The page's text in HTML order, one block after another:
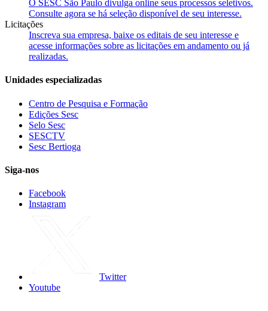
O SESC São Paulo divulga online seus processos seletivos.
Consulte agora se há seleção disponível de seu interesse.
Licitações
Inscreva sua empresa, baixe os editais de seu interesse e
acesse informações sobre as licitações em andamento ou já
realizadas.
Unidades especializadas
Centro de Pesquisa e Formação
Edições Sesc
Selo Sesc
SESCTV
Sesc Bertioga
Siga-nos
Facebook
Instagram
Twitter
Youtube